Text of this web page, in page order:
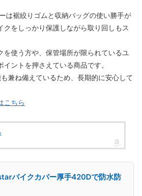
は裾絞りゴムと収納バッグの使い勝手が
クをしっかり保護しながら取り回しもス
を使う方や、保管場所が限られているユ
ントを押さえている商品です。
兼ね備えているため、長期的に安心して
こちら
バイクカバー厚手420Dで防水防